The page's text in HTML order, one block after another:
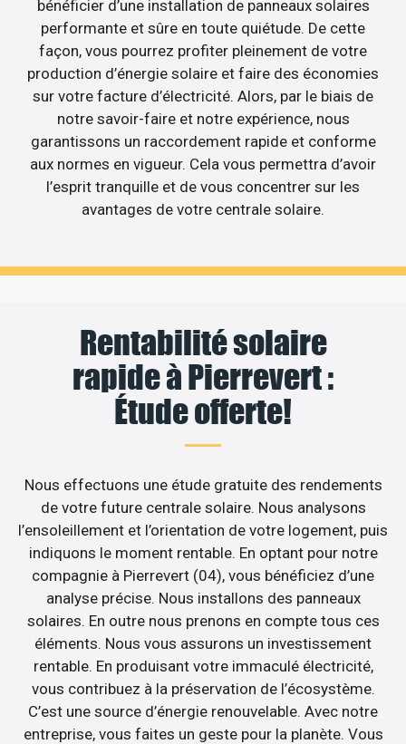
bénéficier d’une installation de panneaux solaires
performante et sûre en toute quiétude. De cette
façon, vous pourrez profiter pleinement de votre
production d’énergie solaire et faire des économies
sur votre facture d’électricité. Alors, par le biais de
notre savoir-faire et notre expérience, nous
garantissons un raccordement rapide et conforme
aux normes en vigueur. Cela vous permettra d’avoir
l’esprit tranquille et de vous concentrer sur les
avantages de votre centrale solaire.
Rentabilité solaire
rapide à Pierrevert :
Étude offerte!
Nous effectuons une étude gratuite des rendements
de votre future centrale solaire. Nous analysons
l’ensoleillement et l’orientation de votre logement, puis
indiquons le moment rentable. En optant pour notre
compagnie à Pierrevert (04), vous bénéficiez d’une
analyse précise. Nous installons des panneaux
solaires. En outre nous prenons en compte tous ces
éléments. Nous vous assurons un investissement
rentable. En produisant votre immaculé électricité,
vous contribuez à la préservation de l’écosystème.
C’est une source d’énergie renouvelable. Avec notre
entreprise, vous faites un geste pour la planète. Vous